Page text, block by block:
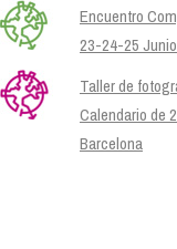
Encuentro
23-24-25
Taller de
Calendario de
Barcelona